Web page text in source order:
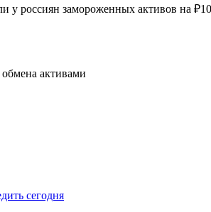
у россиян замороженных активов на
сегодня